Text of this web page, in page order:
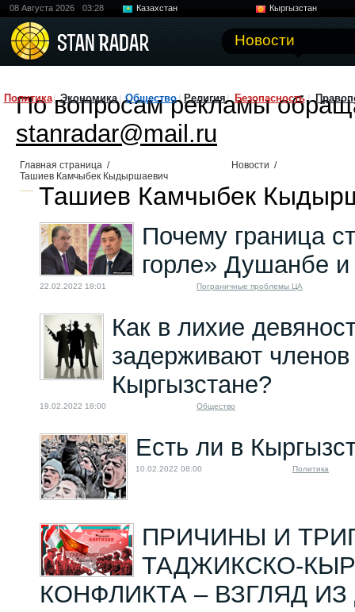
08 Августа 2026 03:28 Казахстан
Кыргызстан
Новости
Политика Экономика Общество Религия Безопасность
По вопросам рекламы
stanradar@mail.ru
Главная страница / Новости /
Ташиев Камчыбек Кыдыршаевич
Ташиев Камчыбек
Почему граница
горле» Душанбе
22.02.2022 18:01 Пограничные проблемы ЦА
Как в лихие
задерживают
Кыргызстане?
19.02.2022 18:00 Общество
Есть ли в
10.02.2022 08:00 Политика
ПРИЧИНЫ И
ТАДЖИКСКО-
КОНФЛИКТА – ВЗГЛЯД